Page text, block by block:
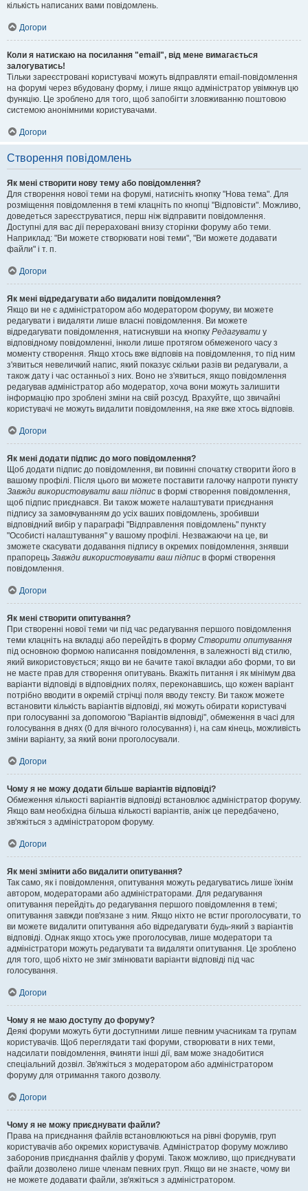
кількість написаних вами повідомлень.
Догори
Коли я натискаю на посилання "email", від мене вимагається
залогуватись!
Тільки зареєстровані користувачі можуть відправляти email-повідомлення
на форумі через вбудовану форму, і лише якщо адміністратор увімкнув цю
функцію. Це зроблено для того, щоб запобігти зловживанню поштовою
системою анонімними користувачами.
Догори
Створення повідомлень
Як мені створити нову тему або повідомлення?
Для створення нової теми на форумі, натисніть кнопку "Нова тема". Для
розміщення повідомлення в темі клацніть по кнопці "Відповісти". Можливо,
доведеться зареєструватися, перш ніж відправити повідомлення.
Доступні для вас дії перераховані внизу сторінки форуму або теми.
Наприклад: "Ви можете створювати нові теми", "Ви можете додавати
файли" і т. п.
Догори
Як мені відредагувати або видалити повідомлення?
Якщо ви не є адміністратором або модератором форуму, ви можете
редагувати і видаляти лише власні повідомлення. Ви можете
відредагувати повідомлення, натиснувши на кнопку Редагувати у
відповідному повідомленні, інколи лише протягом обмеженого часу з
моменту створення. Якщо хтось вже відповів на повідомлення, то під ним
з'явиться невеличкий напис, який показує скільки разів ви редагували, а
також дату і час останньої з них. Воно не з'явиться, якщо повідомлення
редагував адміністратор або модератор, хоча вони можуть залишити
інформацію про зроблені зміни на свій розсуд. Врахуйте, що звичайні
користувачі не можуть видалити повідомлення, на яке вже хтось відповів.
Догори
Як мені додати підпис до мого повідомлення?
Щоб додати підпис до повідомлення, ви повинні спочатку створити його в
вашому профілі. Після цього ви можете поставити галочку напроти пункту
Завжди використовувати ваш підпис в формі створення повідомлення,
щоб підпис приєднався. Ви також можете налаштувати приєднання
підпису за замовчуванням до усіх ваших повідомлень, зробивши
відповідний вибір у параграфі "Відправлення повідомлень" пункту
"Особисті налаштування" у вашому профілі. Незважаючи на це, ви
зможете скасувати додавання підпису в окремих повідомлення, знявши
прапорець Завжди використовувати ваш підпис в формі створення
повідомлення.
Догори
Як мені створити опитування?
При створенні нової теми чи під час редагування першого повідомлення
теми клацніть на вкладці або перейдіть в форму Створити опитування
під основною формою написання повідомлення, в залежності від стилю,
який використовується; якщо ви не бачите такої вкладки або форми, то ви
не маєте прав для створення опитувань. Вкажіть питання і як мінімум два
варіанти відповіді в відповідних полях, переконавшись, що кожен варіант
потрібно вводити в окремій стрічці поля вводу тексту. Ви також можете
встановити кількість варіантів відповіді, які можуть обирати користувачі
при голосуванні за допомогою "Варіантів відповіді", обмеження в часі для
голосування в днях (0 для вічного голосування) і, на сам кінець, можливість
зміни варіанту, за який вони проголосували.
Догори
Чому я не можу додати більше варіантів відповіді?
Обмеження кількості варіантів відповіді встановлює адміністратор форуму.
Якщо вам необхідна більша кількості варіантів, аніж це передбачено,
зв'яжіться з адміністратором форуму.
Догори
Як мені змінити або видалити опитування?
Так само, як і повідомлення, опитування можуть редагуватись лише їхнім
автором, модераторами або адміністраторами. Для редагування
опитування перейдіть до редагування першого повідомлення в темі;
опитування завжди пов'язане з ним. Якщо ніхто не встиг проголосувати, то
ви можете видалити опитування або відредагувати будь-який з варіантів
відповіді. Однак якщо хтось уже проголосував, лише модератори та
адміністратори можуть редагувати та видаляти опитування. Це зроблено
для того, щоб ніхто не зміг змінювати варіанти відповіді під час
голосування.
Догори
Чому я не маю доступу до форуму?
Деякі форуми можуть бути доступними лише певним учасникам та групам
користувачів. Щоб переглядати такі форуми, створювати в них теми,
надсилати повідомлення, вчиняти інші дії, вам може знадобитися
спеціальний дозвіл. Зв'яжіться з модератором або адміністратором
форуму для отримання такого дозволу.
Догори
Чому я не можу приєднувати файли?
Права на приєднання файлів встановлюються на рівні форумів, груп
користувачів або окремих користувачів. Адміністратор форуму можливо
заборонив приєднання файлів у форумі. Також можливо, що приєднувати
файли дозволено лише членам певних груп. Якщо ви не знаєте, чому ви
не можете додавати файли, зв'яжіться з адміністратором.